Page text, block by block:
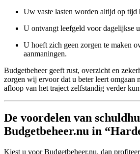
Uw vaste lasten worden altijd op tijd
U ontvangt leefgeld voor dagelijkse
U hoeft zich geen zorgen te maken
aanmaningen.
Budgetbeheer geeft rust, overzicht en
zorgen wij ervoor dat u beter leert omgaan
afloop van het traject zelfstandig verder
De voordelen van
Budgetbeheer.nu in
Kiest u voor Budgetbeheer.nu, dan